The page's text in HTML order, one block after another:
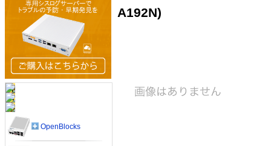
A192N)
OpenBlocks